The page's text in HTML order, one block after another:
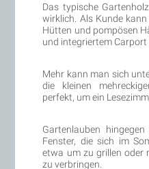
Das typische
wirklich. Als Kunde
Hütten und pompösen
und integriertem Carport
Mehr kann man sich
die kleinen
perfekt, um ein
Gartenlauben
Fenster, die sich im
etwa um zu grillen oder
zu verbringen.